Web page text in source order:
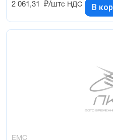
2 061,31 ₽/штс НДС В
EMC